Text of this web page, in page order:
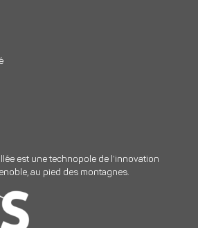
est une technopole de l’innovation
au pied des montagnes.